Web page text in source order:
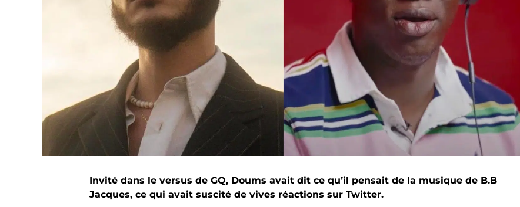
Invité dans le versus de GQ, Doums avait dit ce qu’il pensait de la musique de B.B
Jacques, ce qui avait suscité de vives réactions sur Twitter.